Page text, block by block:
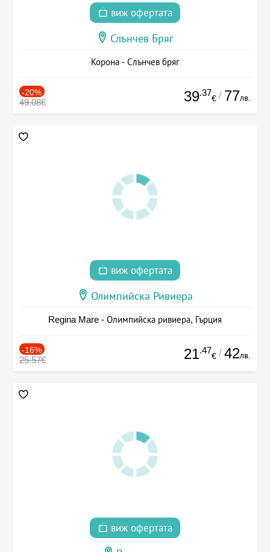
виж офертата
Слънчев Бряг
Корона - Слънчев бряг
-20%
49.08€ 39.37
€ / 77лв.
виж офертата
Олимпийска Ривиера
Regina Mare - Олимпийска ривиера, Гърция
-16%
25.57€ 21.47
€ / 42лв.
виж офертата